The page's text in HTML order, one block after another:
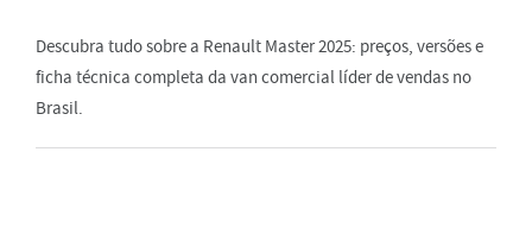
Descubra tudo sobre a Renault Master 2025: preços, versões e
ficha técnica completa da van comercial líder de vendas no
Brasil.